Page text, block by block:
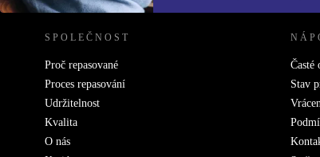
SPOLEČNOST
Proč repasované
Proces repasování
Udržitelnost
Kvalita
O nás
Časté
Stav